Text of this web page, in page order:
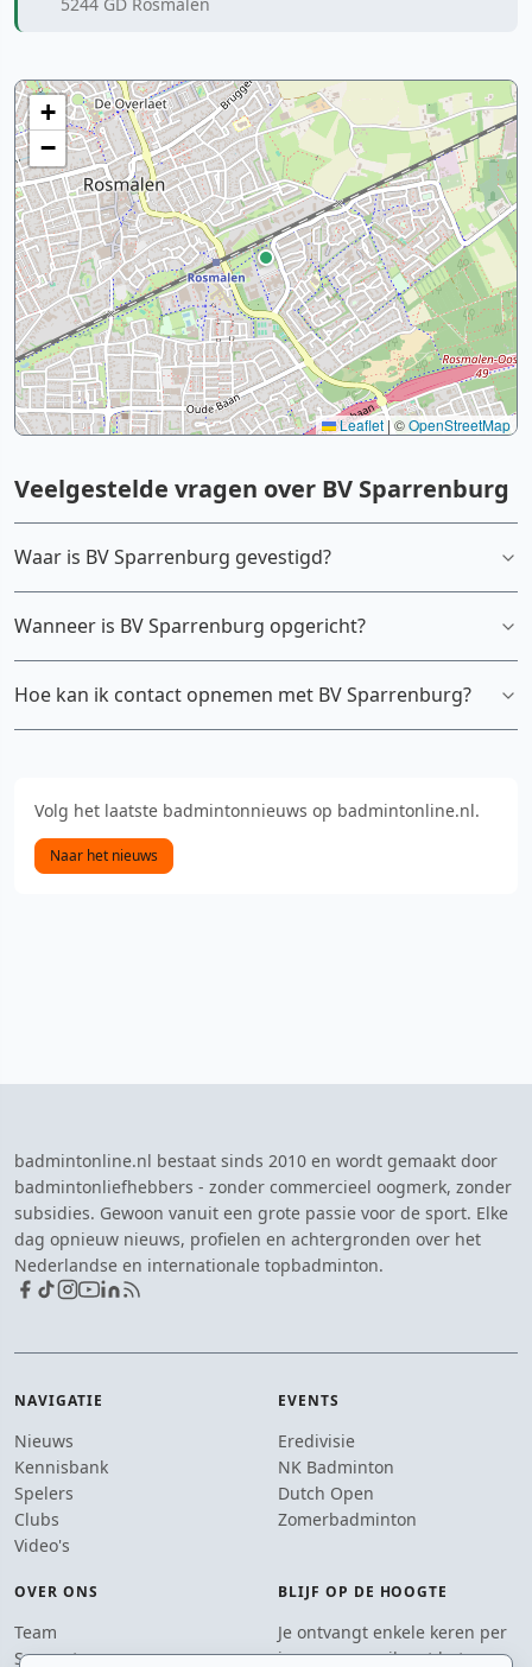
+
−
Leaflet | ©OpenStreetMap
Veelgestelde vragen over BV Sparrenburg
Waar is BV Sparrenburg gevestigd?
Wanneer is BV Sparrenburg opgericht?
Hoe kan ik contact opnemen met BV Sparrenburg?
Volg het laatste badmintonnieuws op badmintonline.nl.
Naar het nieuws
badmintonline.nl bestaat sinds 2010 en wordt gemaakt door
badmintonliefhebbers - zonder commercieel oogmerk, zonder
subsidies. Gewoon vanuit een grote passie voor de sport. Elke
dag opnieuw nieuws, profielen en achtergronden over het
Nederlandse en internationale topbadminton.
NAVIGATIE
Nieuws
Kennisbank
Spelers
Clubs
Video's
EVENTS
Eredivisie
NK Badminton
Dutch Open
Zomerbadminton
OVER ONS
Team
Supporters
BLIJF OP DE HOOGTE
Je ontvangt enkele keren per
jaar een e-mail met het